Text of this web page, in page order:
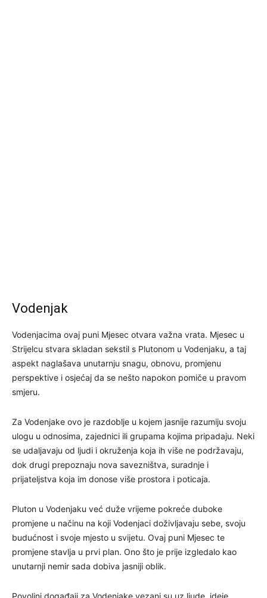
Vodenjak
Vodenjacima ovaj puni Mjesec otvara važna vrata. Mjesec u
Strijelcu stvara skladan sekstil s Plutonom u Vodenjaku, a taj
aspekt naglašava unutarnju snagu, obnovu, promjenu
perspektive i osjećaj da se nešto napokon pomiče u pravom
smjeru.
Za Vodenjake ovo je razdoblje u kojem jasnije razumiju svoju
ulogu u odnosima, zajednici ili grupama kojima pripadaju. Neki
se udaljavaju od ljudi i okruženja koja ih više ne podržavaju,
dok drugi prepoznaju nova savezništva, suradnje i
prijateljstva koja im donose više prostora i poticaja.
Pluton u Vodenjaku već duže vrijeme pokreće duboke
promjene u načinu na koji Vodenjaci doživljavaju sebe, svoju
budućnost i svoje mjesto u svijetu. Ovaj puni Mjesec te
promjene stavlja u prvi plan. Ono što je prije izgledalo kao
unutarnji nemir sada dobiva jasniji oblik.
Povoljni događaji za Vodenjake vezani su uz ljude, ideje,